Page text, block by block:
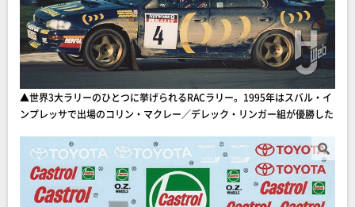
▲世界3大ラリーのひとつに挙げられるRACラリー。1995年はスバル・イ
ンプレッサで出場のコリン・マクレー／デレック・リンガー組が優勝した